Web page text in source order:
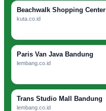
Beachwalk Shopping Center
kuta.co.id
Paris Van Java Bandung
lembang.co.id
Trans Studio Mall Bandung
lembang.co.id